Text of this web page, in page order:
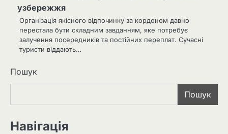
узбережжя
Організація якісного відпочинку за кордоном давно
перестала бути складним завданням, яке потребує
залучення посередників та постійних переплат. Сучасні
туристи віддають…
Пошук
Пошук
Навігація